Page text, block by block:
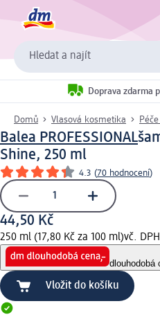
Hledat a najít
Doprava zdarma
Domů Vlasová kosmetika
Balea PROFESSIONAL
Shine, 250 ml
4.3 (70 hodnocení)
44,50 Kč
250 ml (17,80 Kč za 100 ml)vč.
dlouhodobá
Vložit do košíku